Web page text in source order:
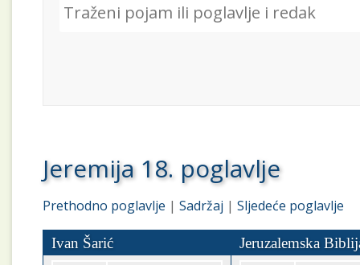
Jeremija 18. poglavlje
Prethodno poglavlje |Sadržaj |Sljedeće poglavlje
Ivan Šarić Jeruzalemska